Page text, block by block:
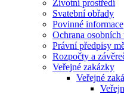
Životní prostředí
Svatební obřady
Povinné informace
Ochrana osobních
Právní předpisy
Rozpočty a
Veřejné zakázky
Veřejné